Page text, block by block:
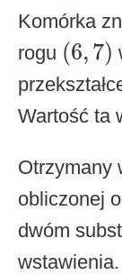
Komórka
rogu (6,7)
(6 7)
Wartość ta
Otrzymany
obliczonej
dwóm
wstawienia.